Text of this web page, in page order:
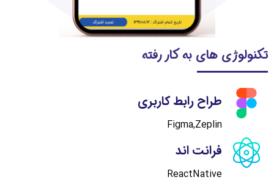
تکنولوژی های به کار رفته
طراح رابط کاربری
Figma,Zeplin
فرانت اند
ReactNative